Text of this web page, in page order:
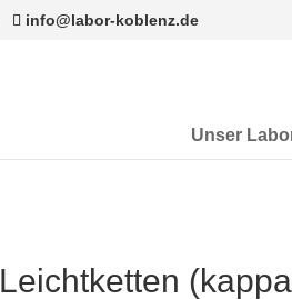
info@labor-koblenz.de
Unser
Leichtketten